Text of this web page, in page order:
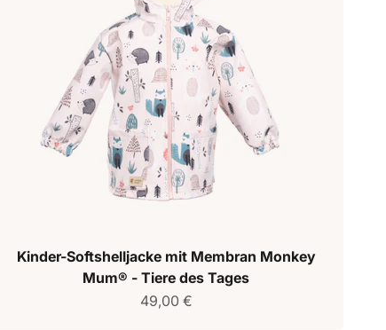
Kinder-Softshelljacke mit Membran Monkey
Mum® - Tiere des Tages
Verkaufspreis
49,00 €